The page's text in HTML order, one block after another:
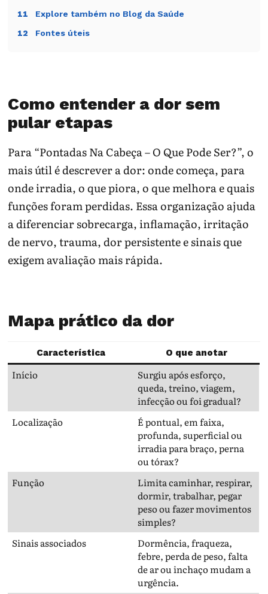
11 Explore também no Blog da Saúde
12 Fontes úteis
Como entender a dor sem
pular etapas
Para “Pontadas Na Cabeça – O Que Pode Ser?”, o
mais útil é descrever a dor: onde começa, para
onde irradia, o que piora, o que melhora e quais
funções foram perdidas. Essa organização ajuda
a diferenciar sobrecarga, inflamação, irritação
de nervo, trauma, dor persistente e sinais que
exigem avaliação mais rápida.
Mapa prático da dor
Característica O que anotar
Início
Surgiu após esforço,
queda, treino, viagem,
infecção ou foi gradual?
Localização
É pontual, em faixa,
profunda, superficial ou
irradia para braço, perna
ou tórax?
Função
Limita caminhar, respirar,
dormir, trabalhar, pegar
peso ou fazer movimentos
simples?
Sinais associados
Dormência, fraqueza,
febre, perda de peso, falta
de ar ou inchaço mudam a
urgência.